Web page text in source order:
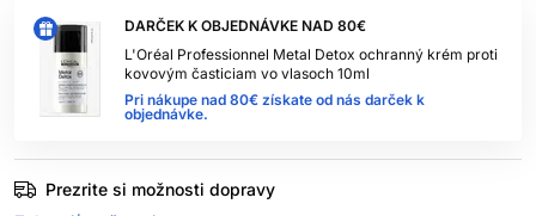
DARČEK K OBJEDNÁVKE NAD 80€
L'Oréal Professionnel Metal Detox ochranný krém proti
kovovým časticiam vo vlasoch 10ml
Pri nákupe nad 80€ získate od nás darček k
objednávke.
Prezrite si možnosti dopravy